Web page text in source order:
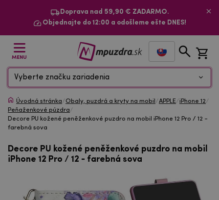
Doprava nad 59,90 € ZADARMO.
Objednajte do 12:00 a odošleme ešte DNES!
MENU
Vyberte značku zariadenia
Úvodná stránka/Obaly, puzdrá a kryty na mobil /APPLE/iPhone 12/
Peňaženkové púzdra/
Decore PU kožené peněženkové puzdro na mobil iPhone 12 Pro / 12 -
farebná sova
Decore PU kožené peněženkové puzdro na mobil
iPhone 12 Pro / 12 - farebná sova